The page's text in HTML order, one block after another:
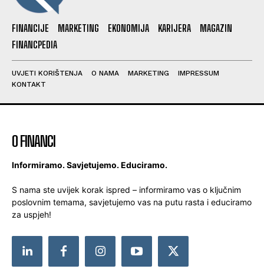
FINANCIJE MARKETING EKONOMIJA KARIJERA
MAGAZIN
FINANCPEDIA
UVJETI KORIŠTENJA O NAMA MARKETING
IMPRESSUM
KONTAKT
O FINANCI
Informiramo. Savjetujemo. Educiramo.
S nama ste uvijek korak ispred – informiramo vas o ključnim
poslovnim temama, savjetujemo vas na putu rasta i educiramo
za uspjeh!